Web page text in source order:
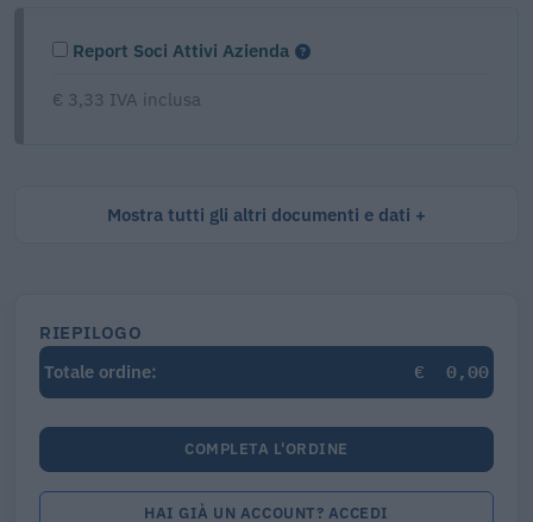
Report Soci Attivi Azienda
€ 3,33 IVA inclusa
Mostra tutti gli altri documenti e dati
RIEPILOGO
Totale ordine:
€ 0,00
COMPLETA L'ORDINE
HAI GIÀ UN ACCOUNT? ACCEDI